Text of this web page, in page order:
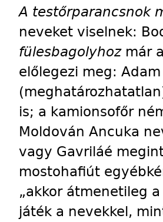
A testőrparancsnok
neveket viselnek:
fülesbagolyhozmár
előlegezi meg:
is; a kamionsofőr
Moldován Ancuka
vagy Gavriláé
mostohafiút
„akkor átmenetileg
játék a nevekkel,